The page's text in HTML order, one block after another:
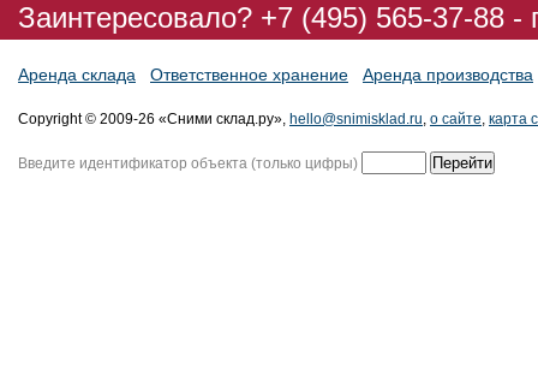
Заинтересовало? +7 (495) 565-37-88
Аренда склада Ответственное хранение Аренда производства
Copyright © 2009-26 «Сними склад.ру», hello@snimisklad.ru, о сайте, карта
Введите идентификатор объекта (только цифры)